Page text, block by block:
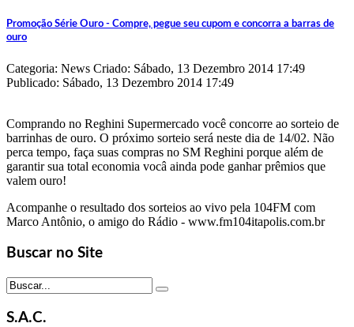
Promoção Série Ouro - Compre, pegue seu cupom e concorra a barras de
ouro
Categoria: News Criado: Sábado, 13 Dezembro 2014 17:49
Publicado: Sábado, 13 Dezembro 2014 17:49
Comprando no Reghini Supermercado você concorre ao sorteio de
barrinhas de ouro. O próximo sorteio será neste dia de 14/02. Não
perca tempo, faça suas compras no SM Reghini porque além de
garantir sua total economia vocâ ainda pode ganhar prêmios que
valem ouro!
Acompanhe o resultado dos sorteios ao vivo pela 104FM com
Marco Antônio, o amigo do Rádio - www.fm104itapolis.com.br
Buscar no Site
S.A.C.